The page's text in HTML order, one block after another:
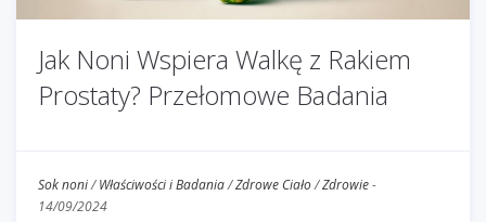
Jak Noni Wspiera Walkę z Rakiem
Prostaty? Przełomowe Badania
Sok noni/Właściwości i Badania/Zdrowe Ciało/Zdrowie-
14/09/2024